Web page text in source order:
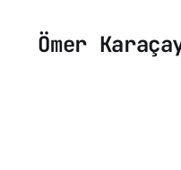
Ömer